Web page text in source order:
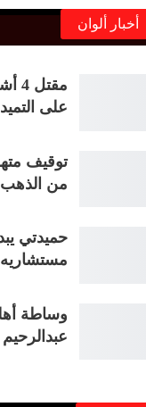
أخبار ألوان
على التميد
من الذهب
حميدتي
مستشاريه
وساطة